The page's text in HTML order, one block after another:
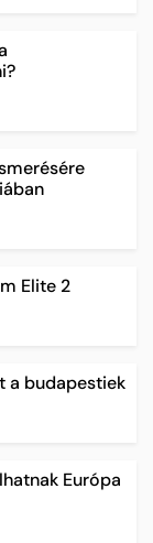
Elite 2
a budapestiek
Európa